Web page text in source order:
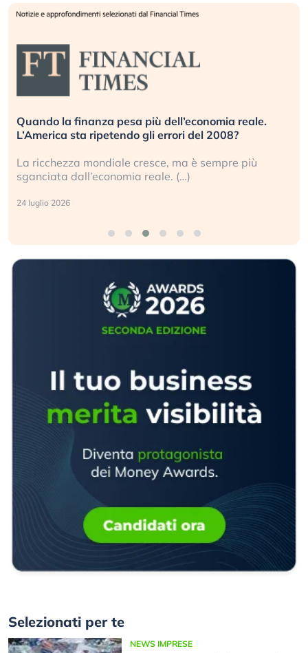
Quando la finanza pesa più dell’economia reale.
L’America sta ripetendo gli errori del 2008?
La ricchezza mondiale cresce, ma è sempre più
sganciata dall’economia reale. (…)
24 luglio 2026
Selezionati per te
NEWS IMPRESE